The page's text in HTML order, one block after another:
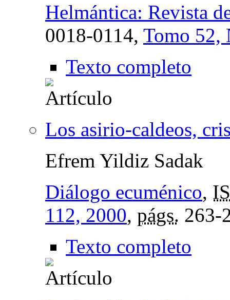
Helmántica: Revista
0018-0114, Tomo 52,
Texto completo
Los asirio-caldeos,
Efrem Yildiz Sadak
Diálogo ecuménico,
112, 2000, págs. 263-
Texto completo